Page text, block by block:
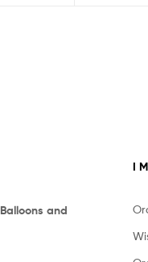
Balloons and
I